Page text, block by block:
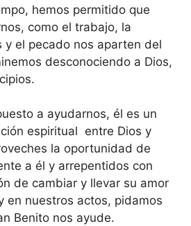
hemos permitido que
como el trabajo, la
y el pecado nos aparten del
desconociendo a Dios,
a ayudarnos, él es un
espiritual entre Dios y
la oportunidad de
a él y arrepentidos con
de cambiar y llevar su amor
en nuestros actos, pidamos
Benito nos ayude.